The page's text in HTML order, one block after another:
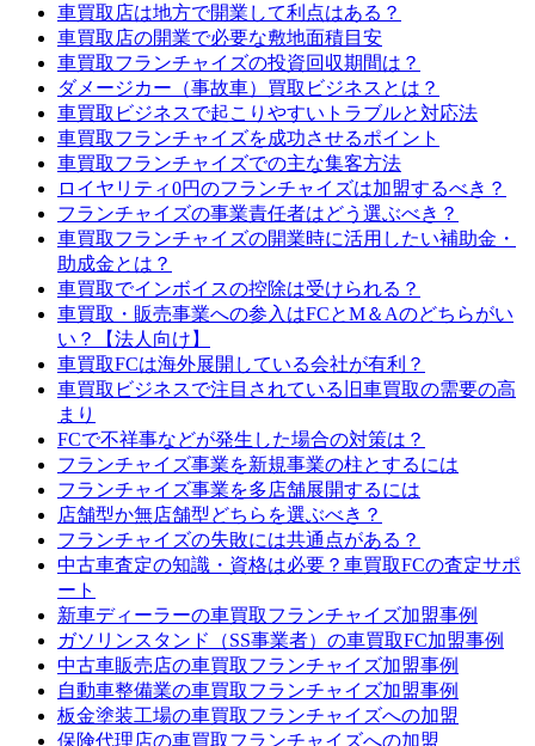
車買取店は地方で開業して利点はある？
車買取店の開業で必要な敷地面積目安
車買取フランチャイズの投資回収期間は？
ダメージカー（事故車）買取ビジネスとは？
車買取ビジネスで起こりやすいトラブルと対応法
車買取フランチャイズを成功させるポイント
車買取フランチャイズでの主な集客方法
ロイヤリティ0円のフランチャイズは加盟するべき？
フランチャイズの事業責任者はどう選ぶべき？
車買取フランチャイズの開業時に活用したい補助金・
助成金とは？
車買取でインボイスの控除は受けられる？
車買取・販売事業への参入はFCとM＆Aのどちらがい
い？【法人向け】
車買取FCは海外展開している会社が有利？
車買取ビジネスで注目されている旧車買取の需要の高
まり
FCで不祥事などが発生した場合の対策は？
フランチャイズ事業を新規事業の柱とするには
フランチャイズ事業を多店舗展開するには
店舗型か無店舗型どちらを選ぶべき？
フランチャイズの失敗には共通点がある？
中古車査定の知識・資格は必要？車買取FCの査定サポ
ート
新車ディーラーの車買取フランチャイズ加盟事例
ガソリンスタンド（SS事業者）の車買取FC加盟事例
中古車販売店の車買取フランチャイズ加盟事例
自動車整備業の車買取フランチャイズ加盟事例
板金塗装工場の車買取フランチャイズへの加盟
保険代理店の車買取フランチャイズへの加盟